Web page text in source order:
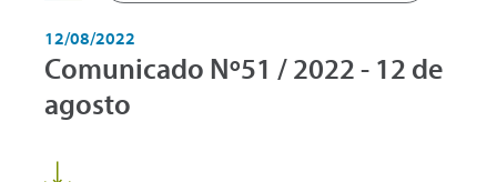
12/08/2022
Comunicado Nº51 / 2022 - 12 de
agosto